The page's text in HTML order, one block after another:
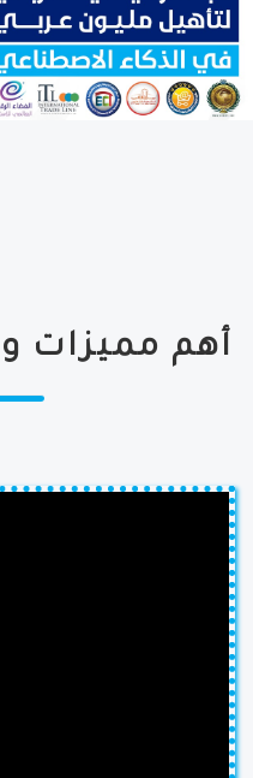
أهم مميزات